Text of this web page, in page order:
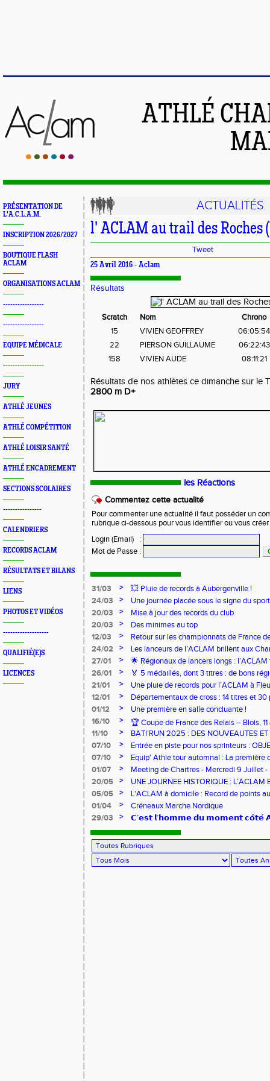
ATHLÉ
PRÉSENTATION DE
L'A.C.L.A.M.
INSCRIPTION 2026/2027
BOUTIQUE FLASH
ACLAM
ORGANISATIONS ACLAM
-----------------
-----------------
EQUIPE MÉDICALE
-----------------
JURY
ATHLÉ JEUNES
ATHLÉ COMPÉTITION
ATHLÉ LOISIR SANTÉ
ATHLÉ ENCADREMENT
SECTIONS SCOLAIRES
----------------
CALENDRIERS
RECORDS ACLAM
RÉSULTATS ET BILANS
LIENS
PHOTOS ET VIDÉOS
-------------------
QUALIFIÉ(E)S
LICENCES
ACTUALITÉS
l' ACLAM au trail des Roches
Tweet
25 Avril 2016 - Aclam
Résultats
Scratch Nom
Chrono
15
VIVIEN GEOFFREY
06:05:54
22
PIERSON GUILLAUME
06:22:43
158
VIVIEN AUDE 08:11:21
Résultats de nos athlètes ce dimanche sur le
2800 m D+
les Réactions
Commentez cette actualité
Pour commenter une actualité il faut posséder un
rubrique ci-dessous pour vous identifier ou vous
Login (Email)
:
Mot de Passe :
31/03 >
💥 Pluie de records à Aubergenville !
24/03
>
Une journée placée sous le signe du
20/03
>
Mise à jour des records du club
20/03
>
Des minimes au top
12/03
>
Retour sur les championnats de France
24/02
>
Les lanceurs de l’ACLAM brillent aux
Lancers Longs à Nice
27/01 >
🌟 Régionaux de lancers longs :
sur-Loire
26/01 >
🏅 5 médaillés, dont 3 titres : de bons
pour l’Aclam !
21/01 >
Une pluie de records pour l’ACLAM à
12/01
>
Départementaux de cross : 14 titres et 30
01/12
>
Une première en salle concluante !
16/10
>
🏆 Coupe de France des Relais – Blois,
11/10
>
BATI’RUN 2025 : DES NOUVEAUTES
07/10
>
Entrée en piste pour nos sprinteurs :
FRANCE !
07/10 >
Equip' Athle tour automnal : La première
jeunes !
01/07 >
Meeting de Chartres - Mercredi 9 Juillet
20/05
>
UNE JOURNEE HISTORIQUE : L’ACLAM
05/05
>
L'ACLAM à domicile : Record de points
01/04
>
Créneaux Marche Nordique
29/03
> 𝗖’𝗲𝘀𝘁 𝗹’𝗵𝗼𝗺𝗺𝗲 𝗱𝘂 𝗺𝗼𝗺𝗲𝗻𝘁 𝗰𝗼̂𝘁𝗲́